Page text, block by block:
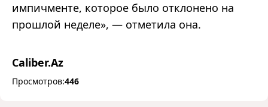
импичменте, которое было отклонено на
прошлой неделе», — отметила она.
Caliber.Az
Просмотров:446